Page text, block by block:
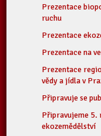
Prezentace
ruchu
Prezentace
Prezentace na
Prezentace
vědy a jídla v
Připravuje se
Připravujeme
ekozemědělství